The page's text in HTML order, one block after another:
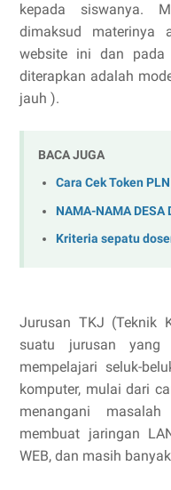
kepada siswanya.
dimaksud materinya
website ini dan pada
diterapkan adalah
jauh ).
BACA JUGA
Cara Cek Token
NAMA-NAMA DESA
Kriteria sepatu
Jurusan TKJ (Teknik
suatu jurusan
mempelajari seluk-
komputer, mulai dari
menangani
membuat jaringan
WEB, dan masih